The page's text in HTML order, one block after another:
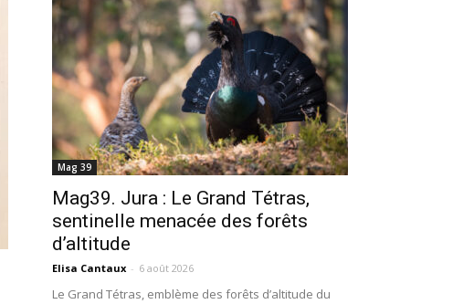
Mag 39
Mag39. Jura : Le Grand Tétras,
sentinelle menacée des forêts
d’altitude
Elisa Cantaux - 6 août 2026
Le Grand Tétras, emblème des forêts d’altitude du